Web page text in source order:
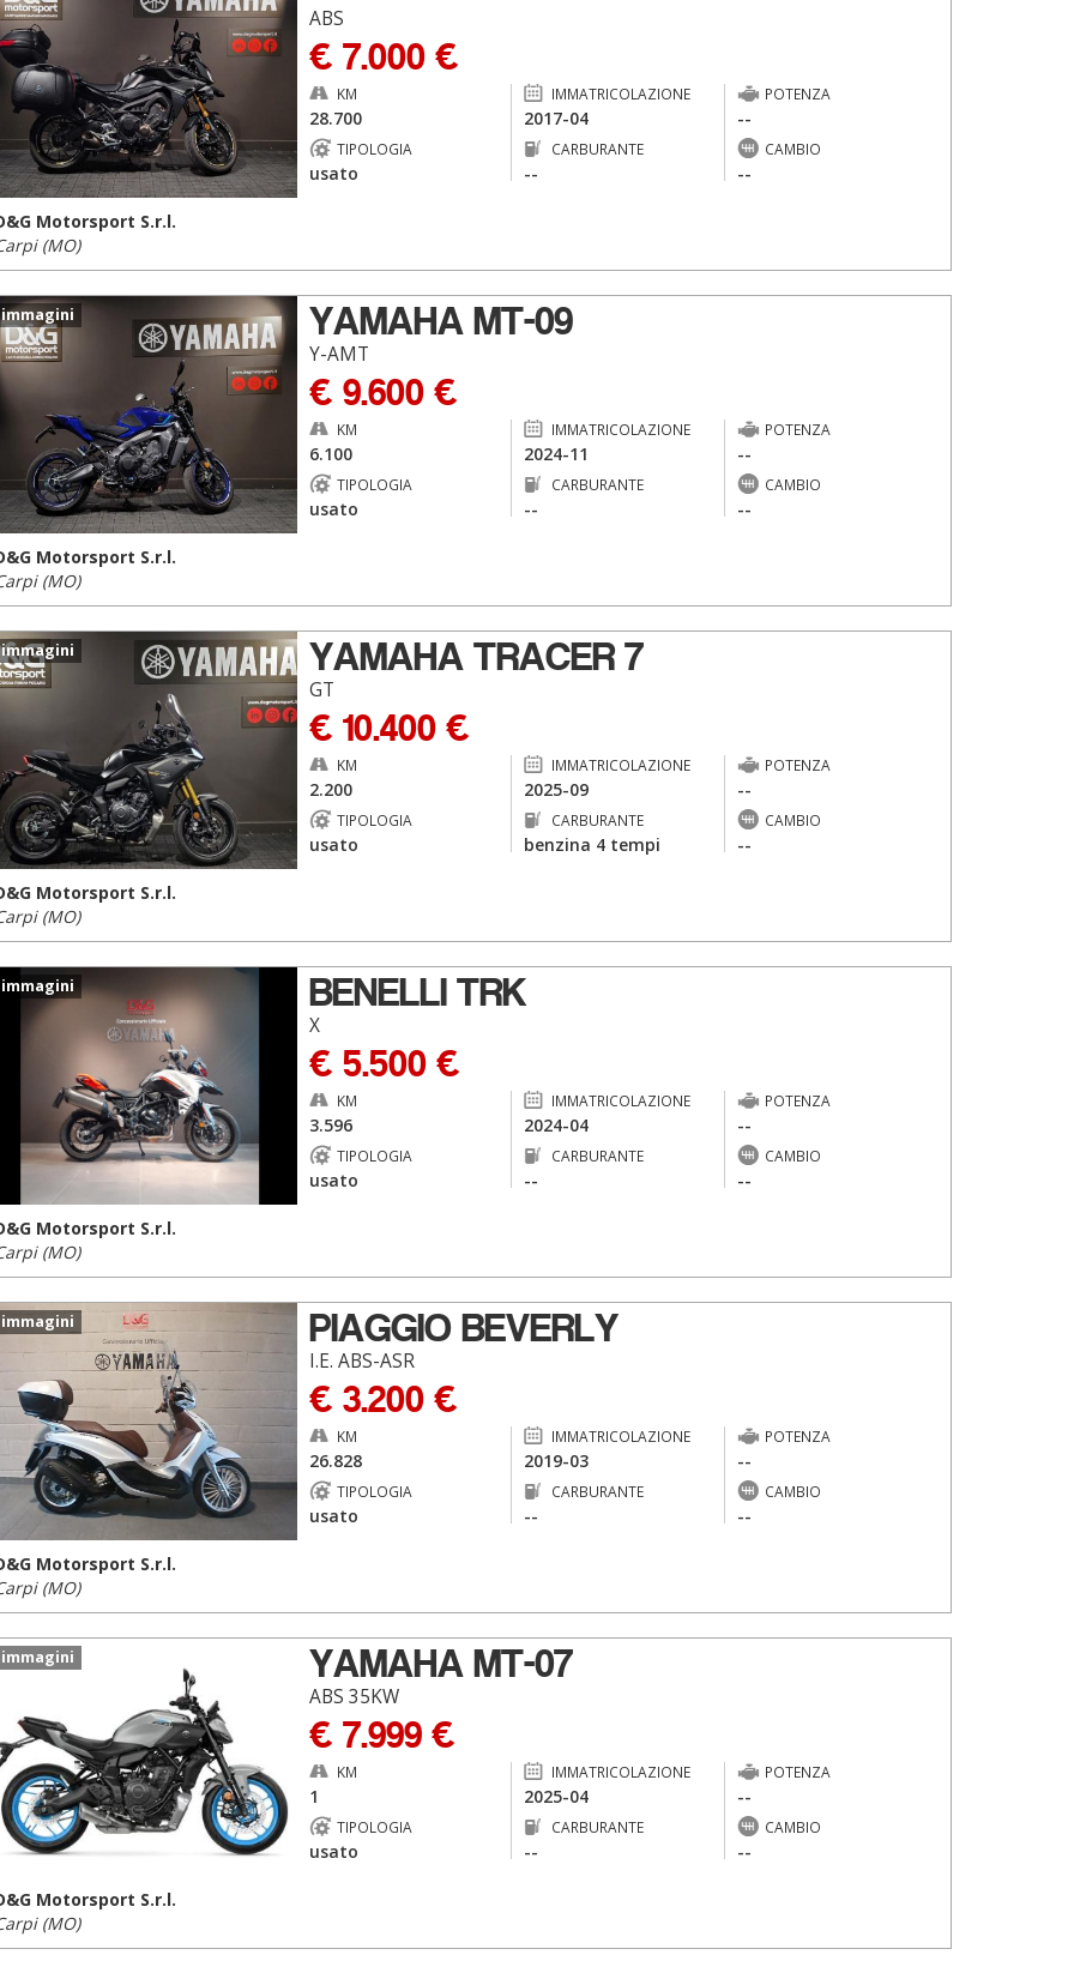
ABS
€ 7.000 €
KM
28.700
IMMATRICOLAZIONE
2017-04
POTENZA
--
TIPOLOGIA
usato
CARBURANTE
--
CAMBIO
--
Motorsport S.r.l.
(MO)
immagini YAMAHA MT-09
Y-AMT
€ 9.600 €
KM
6.100
IMMATRICOLAZIONE
2024-11
POTENZA
--
TIPOLOGIA
usato
CARBURANTE
--
CAMBIO
--
Motorsport S.r.l.
(MO)
immagini YAMAHA TRACER 7
GT
€ 10.400 €
KM
2.200
IMMATRICOLAZIONE
2025-09
POTENZA
--
TIPOLOGIA
usato
CARBURANTE
benzina 4 tempi
CAMBIO
--
Motorsport S.r.l.
(MO)
immagini BENELLI TRK
X
€ 5.500 €
KM
3.596
IMMATRICOLAZIONE
2024-04
POTENZA
--
TIPOLOGIA
usato
CARBURANTE
--
CAMBIO
--
Motorsport S.r.l.
(MO)
immagini PIAGGIO BEVERLY
I.E. ABS-ASR
€ 3.200 €
KM
26.828
IMMATRICOLAZIONE
2019-03
POTENZA
--
TIPOLOGIA
usato
CARBURANTE
--
CAMBIO
--
Motorsport S.r.l.
(MO)
immagini YAMAHA MT-07
ABS 35KW
€ 7.999 €
KM
1
IMMATRICOLAZIONE
2025-04
POTENZA
--
TIPOLOGIA
usato
CARBURANTE
--
CAMBIO
--
Motorsport S.r.l.
(MO)